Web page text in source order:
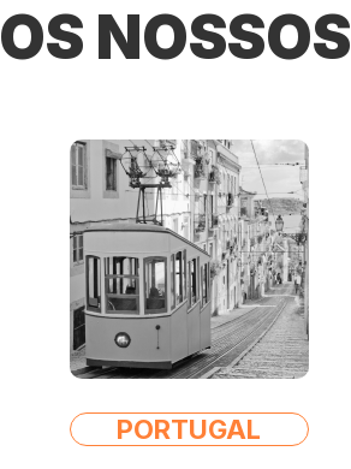
OS NOSSOS
PORTUGAL